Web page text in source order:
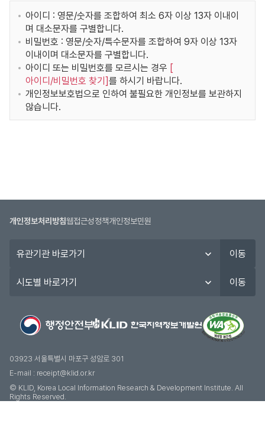
아이디 : 영문/숫자를 조합하여 최소 6자 이상 13자 이내이
며 대소문자를 구별합니다.
비밀번호 : 영문/숫자/특수문자를 조합하여 9자 이상 13자
이내이며 대소문자를 구별합니다.
아이디 또는 비밀번호를 모르시는 경우 [
아이디/비밀번호 찾기 ]를 하시기 바랍니다.
개인정보보호법으로 인하여 불필요한 개인정보를 보관하지
않습니다.
개인정보처리방침웹접근성정책개인정보민원
관
이동
도
기
이동
03923 서울특별시 마포구 성암로 301
E-mail : receipt@klid.or.kr
© KLID, Korea Local Information Research & Development Institute. AII
Rights Reserved.